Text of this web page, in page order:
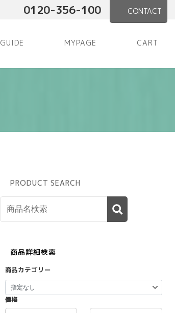
0120-356-100 CONTACT
GUIDE MYPAGE CART
PRODUCT SEARCH
商品詳細検索
商品カテゴリー
価格